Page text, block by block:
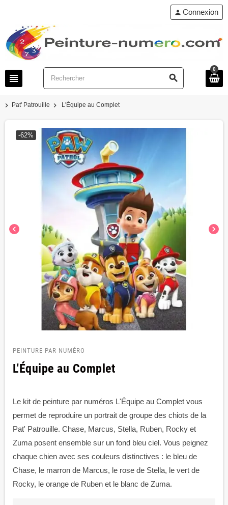
view_headline search
0
person Connexion
chevron_right Pat' Patrouille chevron_right L'Équipe au Complet
chevron_left chevron_right
-62%
PEINTURE PAR NUMÉRO
L'Équipe au Complet
Le kit de peinture par numéros L'Équipe au Complet vous
permet de reproduire un portrait de groupe des chiots de la
Pat' Patrouille. Chase, Marcus, Stella, Ruben, Rocky et
Zuma posent ensemble sur un fond bleu ciel. Vous peignez
chaque chien avec ses couleurs distinctives : le bleu de
Chase, le marron de Marcus, le rose de Stella, le vert de
Rocky, le orange de Ruben et le blanc de Zuma.